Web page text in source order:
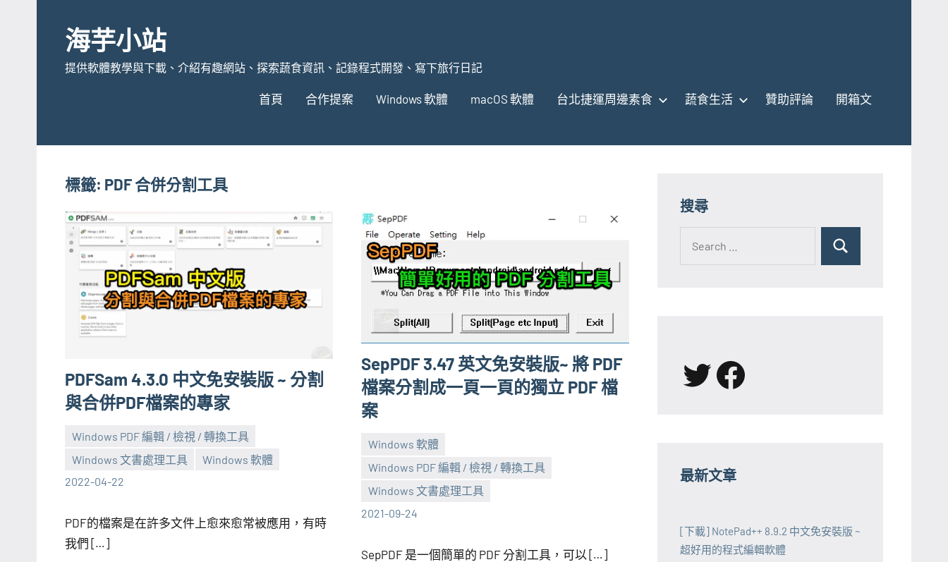
content海芋小站
提供軟體教學與下載、介紹有趣網站、探索蔬食資訊、記錄程式開發、寫下旅行日記
首頁 合作提案 Windows 軟體 macOS 軟體 台北捷運周邊素食 蔬食生活 贊助評論 開箱文
標籤: PDF 合併分割工具
PDFSam 4.3.0 中文免安裝版 ~ 分割
與合併PDF檔案的專家
Windows PDF 編輯 / 檢視 / 轉換工具
Windows 文書處理工具
Windows 軟體
2022-04-22
張
海
comments
PDF的檔案是在許多文件上愈來愈常被應用，有時
我們 […]
SepPDF 3.47 英文免安裝版~ 將 PDF
檔案分割成一頁一頁的獨立 PDF 檔
案
Windows 軟體
Windows PDF 編輯 / 檢視 / 轉換工具
Windows 文書處理工具
2021-09-24
張
海
No
comments
SepPDF 是一個簡單的 PDF 分割工具，可以 […]
搜尋
for:
Search
X Facebook
最新文章
[下載] NotePad++ 8.9.2 中文免安裝版 ~
超好用的程式編輯軟體